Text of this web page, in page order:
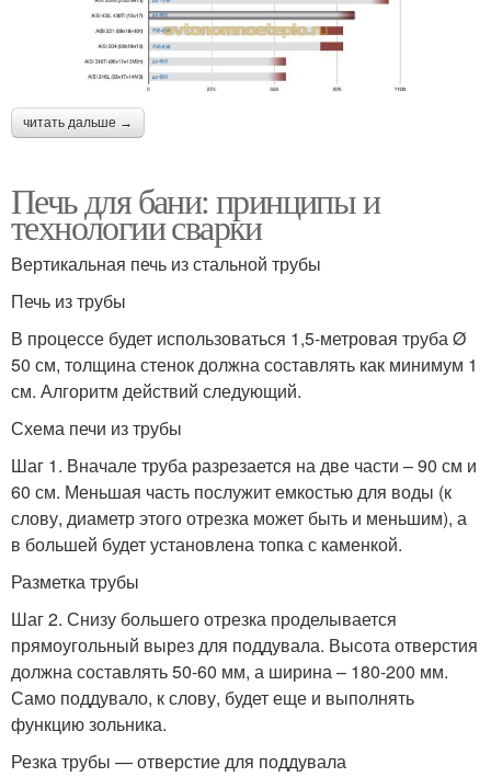
читать дальше →
Печь для бани: принципы и
технологии сварки
Вертикальная печь из стальной трубы
Печь из трубы
В процессе будет использоваться 1,5-метровая труба Ø
50 см, толщина стенок должна составлять как минимум 1
см. Алгоритм действий следующий.
Схема печи из трубы
Шаг 1. Вначале труба разрезается на две части – 90 см и
60 см. Меньшая часть послужит емкостью для воды (к
слову, диаметр этого отрезка может быть и меньшим), а
в большей будет установлена топка с каменкой.
Разметка трубы
Шаг 2. Снизу большего отрезка проделывается
прямоугольный вырез для поддувала. Высота отверстия
должна составлять 50-60 мм, а ширина – 180-200 мм.
Само поддувало, к слову, будет еще и выполнять
функцию зольника.
Резка трубы — отверстие для поддувала